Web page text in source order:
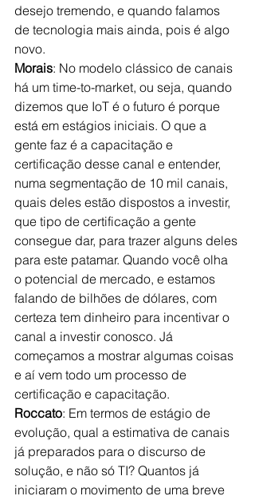
desejo tremendo, e quando falamos
de tecnologia mais ainda, pois é algo
novo.
Morais: No modelo clássico de canais
há um time-to-market, ou seja, quando
dizemos que IoT é o futuro é porque
está em estágios iniciais. O que a
gente faz é a capacitação e
certificação desse canal e entender,
numa segmentação de 10 mil canais,
quais deles estão dispostos a investir,
que tipo de certificação a gente
consegue dar, para trazer alguns deles
para este patamar. Quando você olha
o potencial de mercado, e estamos
falando de bilhões de dólares, com
certeza tem dinheiro para incentivar o
canal a investir conosco. Já
começamos a mostrar algumas coisas
e aí vem todo um processo de
certificação e capacitação.
Roccato: Em termos de estágio de
evolução, qual a estimativa de canais
já preparados para o discurso de
solução, e não só TI? Quantos já
iniciaram o movimento de uma breve